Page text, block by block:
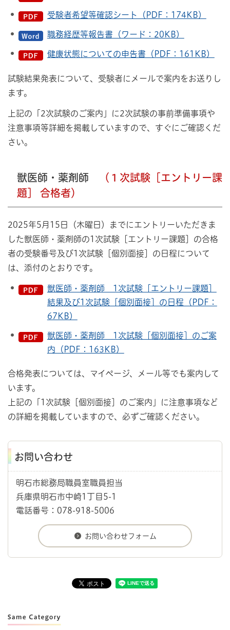
受験者希望等確認シート（PDF：174KB）
職務経歴等報告書（ワード：20KB）
健康状態についての申告書（PDF：161KB）
試験結果発表について、受験者にメールで案内をお送りし
ます。
上記の「2次試験のご案内」に2次試験の事前準備事項や
注意事項等詳細を掲載していますので、すぐにご確認くだ
さい。
獣医師・薬剤師
（１次試験［エントリー課
題］ 合格者）
2025年5月15日（木曜日）までにエントリーいただきま
した獣医師・薬剤師の1次試験［エントリー課題］の合格
者の受験番号及び1次試験［個別面接］の日程について
は、添付のとおりです。
獣医師・薬剤師 1次試験［エントリー課題］
結果及び1次試験［個別面接］の日程（PDF：
67KB）
獣医師・薬剤師 1次試験［個別面接］のご案
内（PDF：163KB）
合格発表については、マイページ、メール等でも案内して
います。
上記の「1次試験［個別面接］のご案内」に注意事項など
の詳細を掲載していますので、必ずご確認ください。
お問い合わせ
明石市総務局職員室職員担当
兵庫県明石市中崎1丁目5-1
電話番号：078-918-5006